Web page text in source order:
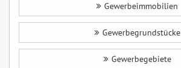
Gewerbeimmobilien
Gewerbegrundstücke
Gewerbegebiete